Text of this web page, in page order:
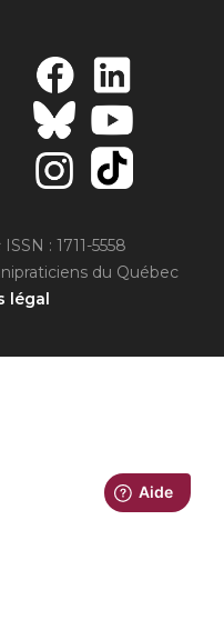
ISSN : 1711-5558
du Québec
légal